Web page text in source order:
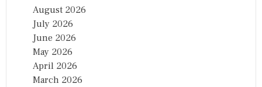
August 2026
July 2026
June 2026
May 2026
April 2026
March 2026